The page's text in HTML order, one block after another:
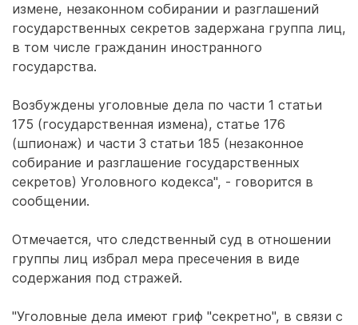
измене, незаконном собирании и разглашений
государственных секретов задержана группа лиц,
в том числе гражданин иностранного
государства.
Возбуждены уголовные дела по части 1 статьи
175 (государственная измена), статье 176
(шпионаж) и части 3 статьи 185 (незаконное
собирание и разглашение государственных
секретов) Уголовного кодекса", - говорится в
сообщении.
Отмечается, что следственный суд в отношении
группы лиц избрал мера пресечения в виде
содержания под стражей.
"Уголовные дела имеют гриф "секретно", в связи с